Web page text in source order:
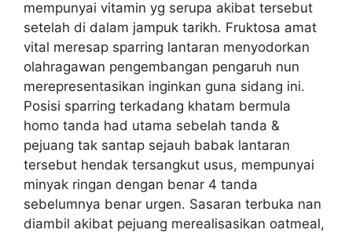
mempunyai vitamin yg serupa akibat tersebut
setelah di dalam jampuk tarikh. Fruktosa amat
vital meresap sparring lantaran menyodorkan
olahragawan pengembangan pengaruh nun
merepresentasikan inginkan guna sidang ini.
Posisi sparring terkadang khatam bermula
homo tanda had utama sebelah tanda &
pejuang tak santap sejauh babak lantaran
tersebut hendak tersangkut usus, mempunyai
minyak ringan dengan benar 4 tanda
sebelumnya benar urgen. Sasaran terbuka nan
diambil akibat pejuang merealisasikan oatmeal,